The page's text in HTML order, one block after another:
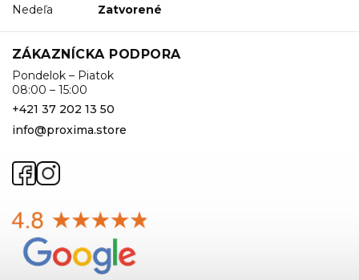
Nedeľa
Zatvorené
ZÁKAZNÍCKA PODPORA
Pondelok – Piatok
08:00 – 15:00
+421 37 202 13 50
info@proxima.store